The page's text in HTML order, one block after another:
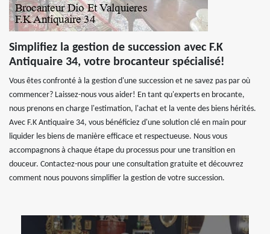
Simplifiez la gestion de succession avec F.K
Antiquaire 34, votre brocanteur spécialisé!
Vous êtes confronté à la gestion d'une succession et ne savez pas par où
commencer? Laissez-nous vous aider! En tant qu'experts en brocante,
nous prenons en charge l'estimation, l'achat et la vente des biens hérités.
Avec F.K Antiquaire 34, vous bénéficiez d'une solution clé en main pour
liquider les biens de manière efficace et respectueuse. Nous vous
accompagnons à chaque étape du processus pour une transition en
douceur. Contactez-nous pour une consultation gratuite et découvrez
comment nous pouvons simplifier la gestion de votre succession.